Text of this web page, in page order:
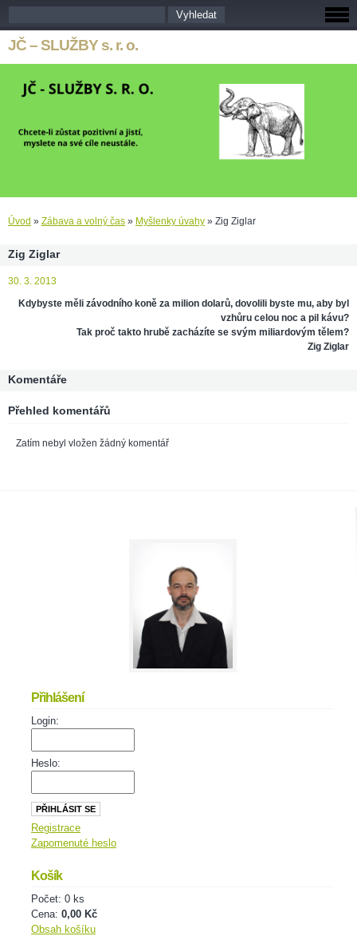
JČ – SLUŽBY s. r. o.
Úvod » Zábava a volný čas » Myšlenky úvahy » Zig Ziglar
Zig Ziglar
30. 3. 2013
Kdybyste měli závodního koně za milion dolarů, dovolili byste mu, aby byl
vzhůru celou noc a pil kávu?
Tak proč takto hrubě zacházíte se svým miliardovým tělem?
Zig Ziglar
Komentáře
Přehled komentářů
Zatím nebyl vložen žádný komentář
Přihlášení
Login:
Heslo:
Registrace
Zapomenuté heslo
Košík
Počet: 0 ks
Cena: 0,00 Kč
Obsah košíku